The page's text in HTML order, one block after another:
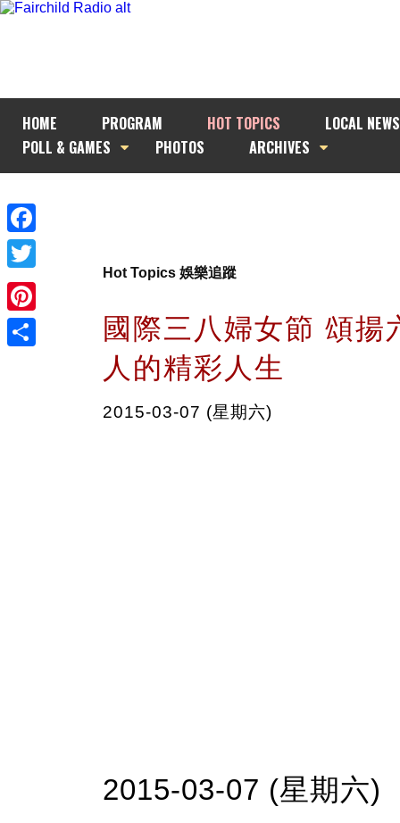
HOME PROGRAM HOT TOPICS
LOCAL NEWS
POLL & GAMES
PHOTOS ARCHIVES
Facebook
Twitter
Pinterest
Hot Topics 娛樂追蹤
國際三八婦女節 頌揚
人的精彩人生
2015-03-07 (星期六)
2015-03-07 (星期六)